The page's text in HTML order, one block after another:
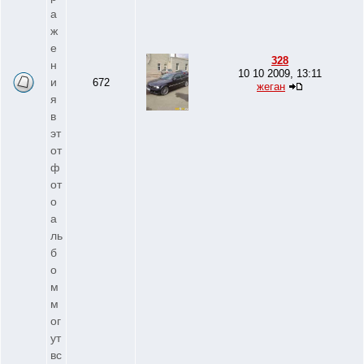
а
ж
е
н
и
я
в
эт
от
ф
от
о
а
ль
б
о
м
м
ог
ут
вс
672
328
10 10 2009, 13:11
жеган